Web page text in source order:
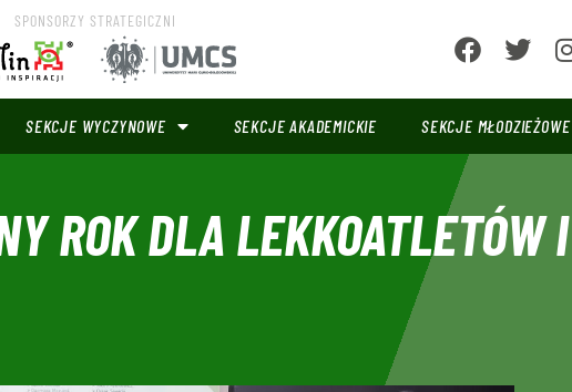
SPONSORZY STRATEGICZNI
SEKCJE WYCZYNOWE SEKCJE AKADEMICKIE SEKCJE MŁODZIEŻOWE
ROK DLA LEKKOATLETÓW I